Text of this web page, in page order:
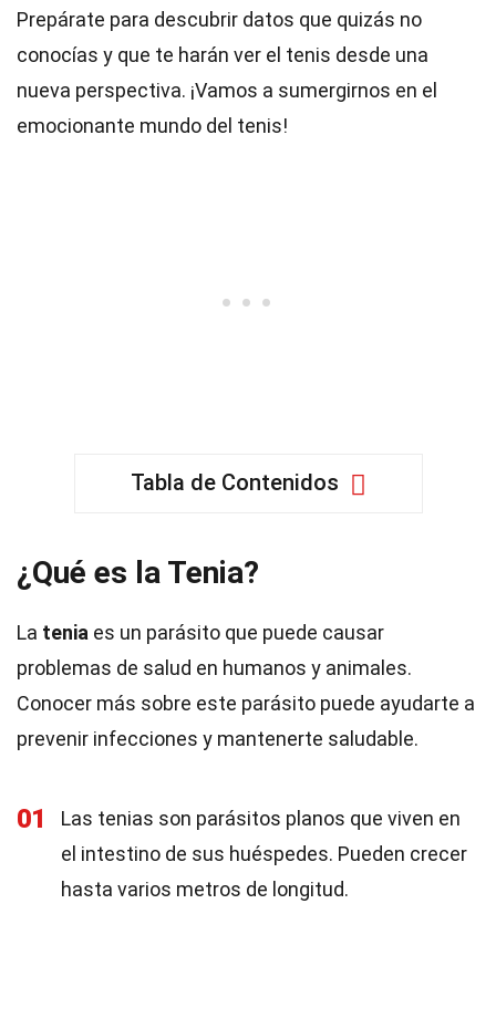
Prepárate para descubrir datos que quizás no
conocías y que te harán ver el tenis desde una
nueva perspectiva. ¡Vamos a sumergirnos en el
emocionante mundo del tenis!
Tabla de Contenidos
¿Qué es la Tenia?
La tenia es un parásito que puede causar
problemas de salud en humanos y animales.
Conocer más sobre este parásito puede ayudarte a
prevenir infecciones y mantenerte saludable.
01
Las tenias son parásitos planos que viven en
el intestino de sus huéspedes. Pueden crecer
hasta varios metros de longitud.